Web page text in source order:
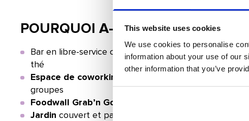
This website uses cookies
We use cookies to personalise
information about your use of our
other information that you’ve
POURQUOI A-STAY?
Bar en libre-service ouvert 24h/24 avec bière
thé
Espace de coworking
pour rendez-vous pros,
groupes
Foodwall Grab’n Go
Jardin couvert et paisible pour travailler, se détendre